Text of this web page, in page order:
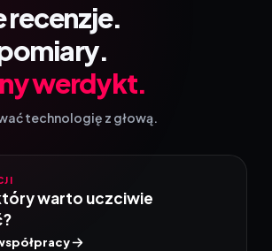
recenzje.
werdykt.
technologię z głową.
warto uczciwie